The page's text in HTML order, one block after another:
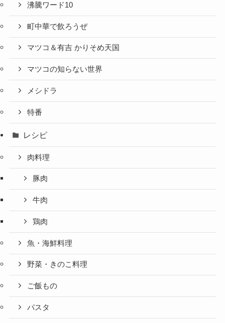
沸騰ワード10
町中華で飲ろうぜ
マツコ＆有吉 かりそめ天国
マツコの知らない世界
メシドラ
特番
レシピ
肉料理
豚肉
牛肉
鶏肉
魚・海鮮料理
野菜・きのこ料理
ご飯もの
パスタ